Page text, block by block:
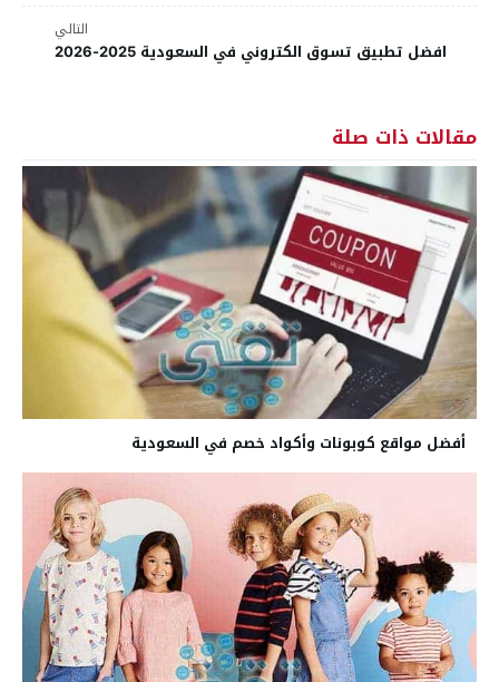
التالي
افضل تطبيق تسوق الكتروني في السعودية 2025-2026
مقالات ذات صلة
أفضل مواقع كوبونات وأكواد خصم في السعودية